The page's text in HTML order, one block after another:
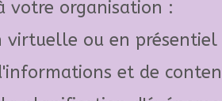
votre organisation :
virtuelle ou en
et de